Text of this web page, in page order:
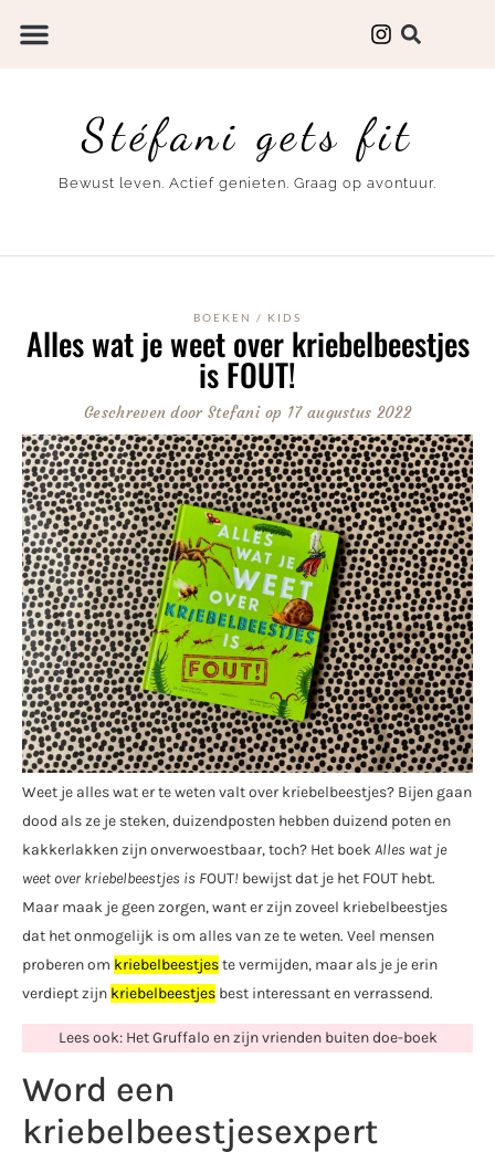
Stéfani gets fit
Bewust leven. Actief genieten. Graag op avontuur.
BOEKEN / KIDS
Alles wat je weet over kriebelbeestjes
is FOUT!
Geschreven doorStefani op 17 augustus 2022
Weet je alles wat er te weten valt over kriebelbeestjes? Bijen gaan
dood als ze je steken, duizendposten hebben duizend poten en
kakkerlakken zijn onverwoestbaar, toch? Het boekAlles wat je
weet over kriebelbeestjes is FOUT! bewijst dat je het FOUT hebt.
Maar maak je geen zorgen, want er zijn zoveel kriebelbeestjes
dat het onmogelijk is om alles van ze te weten. Veel mensen
proberen om kriebelbeestjeste vermijden, maar als je je erin
verdiept zijn kriebelbeestjes best interessant en verrassend.
Lees ook: Het Gruffalo en zijn vrienden buiten doe-boek
Word een
kriebelbeestjesexpert